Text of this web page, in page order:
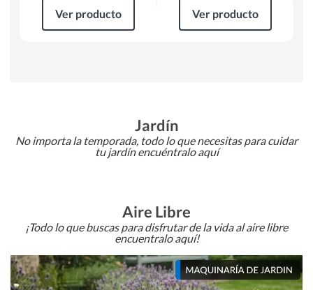
Ver producto Ver producto
Jardín
No importa la temporada, todo lo que necesitas para cuidar
tu jardín encuéntralo aquí
Aire Libre
¡Todo lo que buscas para disfrutar de la vida al aire libre
encuentralo aquí!